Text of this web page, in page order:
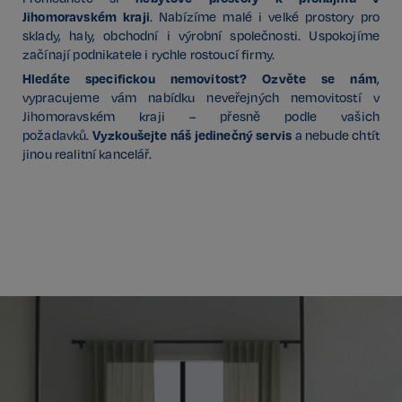
Jihomoravském kraji. Nabízíme malé i velké prostory pro
sklady, haly, obchodní i výrobní společnosti. Uspokojíme
začínají podnikatele i rychle rostoucí firmy.
Hledáte specifickou nemovitost? Ozvěte se nám,
vypracujeme vám nabídku neveřejných nemovitostí v
Jihomoravském kraji – přesně podle vašich
požadavků. Vyzkoušejte náš jedinečný servis a nebude chtít
jinou realitní kancelář.
.spotify.com
4 týdny
sp_landing
Spotify Inc.
1 den